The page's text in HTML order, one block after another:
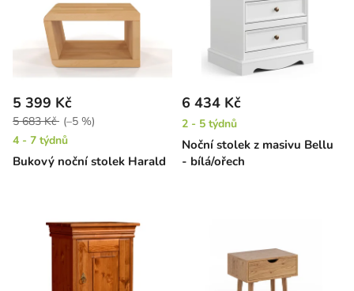
Bukový noční stolek Harald
5 399 Kč
5 683 Kč (–5 %)
4 - 7 týdnů
Noční stolek z masivu Bellu
- bílá/ořech
6 434 Kč
2 - 5 týdnů